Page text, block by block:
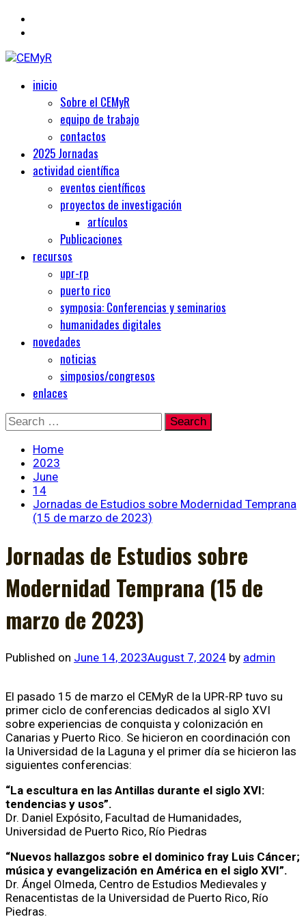
CEMyR
Centro de Estudios Medievales y Renacentistas
Primaryinicio
Sobre el CEMyR
equipo de trabajo
contactos
2025 Jornadas
actividad científica
eventos científicos
proyectos de investigación
artículos
Publicaciones
recursos
upr-rp
puerto rico
symposia: Conferencias y seminarios
humanidades digitales
novedades
noticias
simposios/congresos
enlaces
Skip
to
content
Search
for:
Home
2023
June
14
Jornadas de Estudios sobre Modernidad Temprana
(15 de marzo de 2023)
Jornadas de Estudios sobre
Modernidad Temprana (15 de
marzo de 2023)
Published on June 14, 2023August 7, 2024 by admin
El pasado 15 de marzo el CEMyR de la UPR-RP tuvo su
primer ciclo de conferencias dedicados al siglo XVI
sobre experiencias de conquista y colonización en
Canarias y Puerto Rico. Se hicieron en coordinación con
la Universidad de la Laguna y el primer día se hicieron las
siguientes conferencias:
“La escultura en las Antillas durante el siglo XVI:
tendencias y usos”.
Dr. Daniel Expósito, Facultad de Humanidades,
Universidad de Puerto Rico, Río Piedras
“Nuevos hallazgos sobre el dominico fray Luis Cáncer;
música y evangelización en América en el siglo XVI”.
Dr. Ángel Olmeda, Centro de Estudios Medievales y
Renacentistas de la Universidad de Puerto Rico, Río
Piedras.